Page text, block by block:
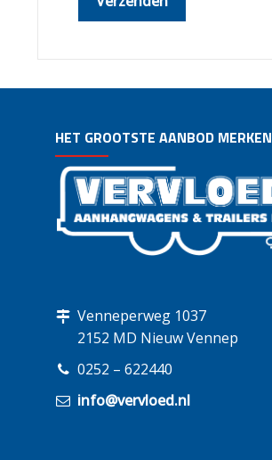
HET GROOTSTE AANBOD MERKEN
Venneperweg 1037
2152 MD Nieuw Vennep
0252 – 622440
info@vervloed.nl